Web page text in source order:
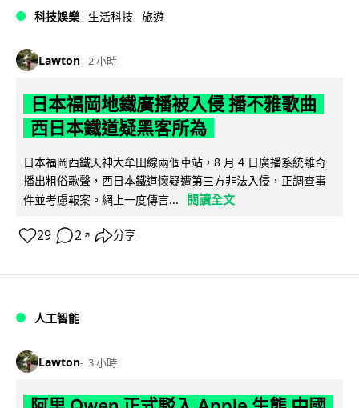
科技娛樂 生活科技 旅遊
Lawton 2 小時
日本福岡地鐵廣播被入侵 播不雅歌曲
西日本鐵道疑黑客所為
日本福岡西鐵天神大牟田線兩個車站，8 月 4 日廣播系統離奇
播出粗俗歌聲，西日本鐵道懷疑遭第三方非法入侵，正調查事
件並考慮報案。網上一度傳言...
閱讀全文
29 2 ↗ 分享
人工智能
Lawton 3 小時